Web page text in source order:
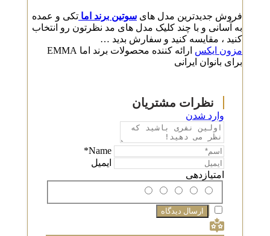
فروش جدیدترین مدل های سوتین برند اماتکی و عمده
به آسانی و با چند کلیک مدل های مد نظرتون رو انتخاب
کنید ، مقایسه کنید و سفارش بدید …
مزون ایکس
ارائه کننده محصولات برند اما EMMA
برای بانوان ایرانی
وارد شدن
Name*
امتیازدهی